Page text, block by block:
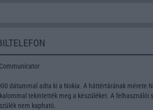
dátummal adta ki a Nokia. A háttértárának mérete
tekintették meg a készüléket. A felhasználói
nem kapható.